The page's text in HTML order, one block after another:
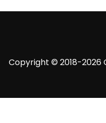
Copyright © 2018-2026